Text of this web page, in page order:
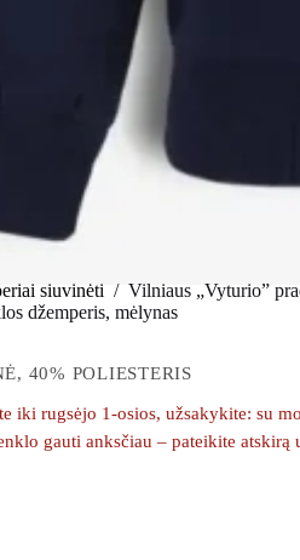
siuvinėti / Vilniaus „Vyturio”
džemperis, mėlynas
40% POLIESTERIS
iki rugsėjo 1-osios, užsakykite: su
gauti anksčiau – pateikite atskirą